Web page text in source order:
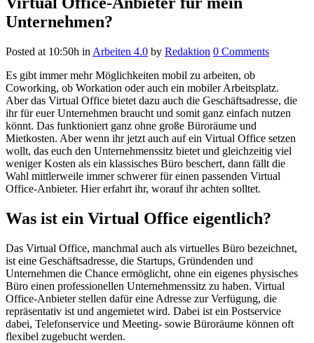
Unternehmen?
Posted at 10:50h in Arbeiten 4.0 by Redaktion 0 Comments
Es gibt immer mehr Möglichkeiten mobil zu arbeiten, ob
Coworking, ob Workation oder auch ein mobiler Arbeitsplatz.
Aber das Virtual Office bietet dazu auch die Geschäftsadresse, die
ihr für euer Unternehmen braucht und somit ganz einfach nutzen
könnt. Das funktioniert ganz ohne große Büroräume und
Mietkosten. Aber wenn ihr jetzt auch auf ein Virtual Office setzen
wollt, das euch den Unternehmenssitz bietet und gleichzeitig viel
weniger Kosten als ein klassisches Büro beschert, dann fällt die
Wahl mittlerweile immer schwerer für einen passenden Virtual
Office-Anbieter. Hier erfahrt ihr, worauf ihr achten solltet.
Was ist ein Virtual Office eigentlich?
Das Virtual Office, manchmal auch als virtuelles Büro bezeichnet,
ist eine Geschäftsadresse, die Startups, Gründenden und
Unternehmen die Chance ermöglicht, ohne ein eigenes physisches
Büro einen professionellen Unternehmenssitz zu haben. Virtual
Office-Anbieter stellen dafür eine Adresse zur Verfügung, die
repräsentativ ist und angemietet wird. Dabei ist ein Postservice
dabei, Telefonservice und Meeting- sowie Büroräume können oft
flexibel zugebucht werden.